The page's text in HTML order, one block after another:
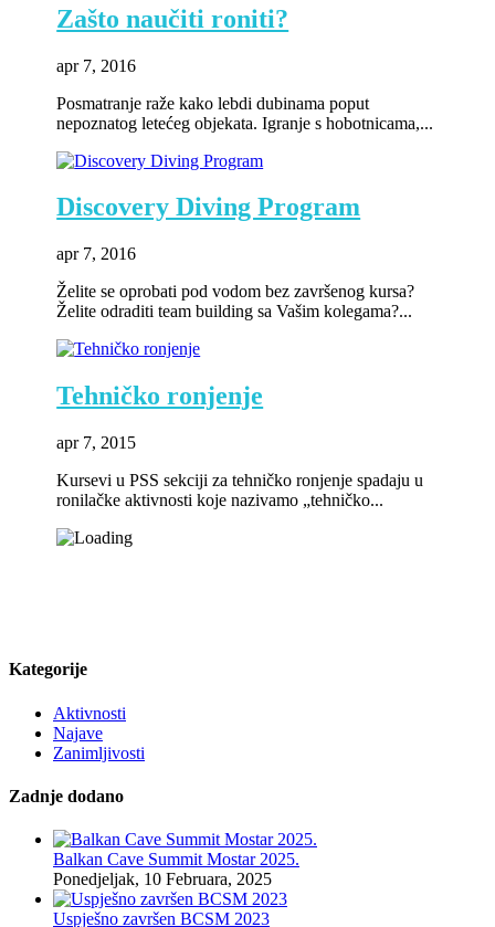
Zašto naučiti roniti?
apr 7, 2016
Posmatranje raže kako lebdi dubinama poput
nepoznatog letećeg objekata. Igranje s hobotnicama,...
Discovery Diving Program
apr 7, 2016
Želite se oprobati pod vodom bez završenog kursa?
Želite odraditi team building sa Vašim kolegama?...
Tehničko ronjenje
apr 7, 2015
Kursevi u PSS sekciji za tehničko ronjenje spadaju u
ronilačke aktivnosti koje nazivamo „tehničko...
Kategorije
Aktivnosti
Najave
Zanimljivosti
Zadnje dodano
Balkan Cave Summit Mostar 2025.
Ponedjeljak, 10 Februara, 2025
Uspješno završen BCSM 2023